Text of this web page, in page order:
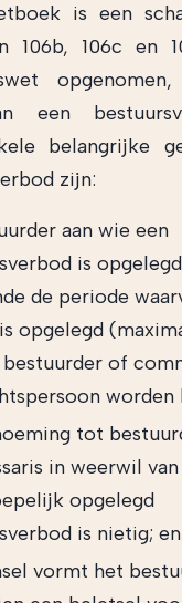
is een
106b, 106c en
een
belangrijke
zijn:
aan wie een
is
de periode
opgelegd
of
worden
tot
in weerwil
opgelegd
is nietig; en
vormt het